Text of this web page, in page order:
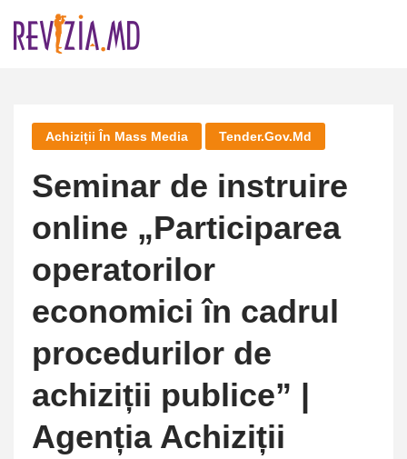
Achiziții În Mass Media Tender.gov.md
Seminar de instruire
online „Participarea
operatorilor
economici în cadrul
procedurilor de
achiziții publice” |
Agenția Achiziții